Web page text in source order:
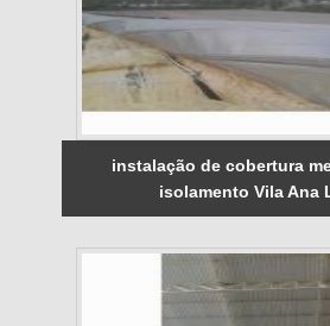
instalação de cobertura
isolamento Vila Ana